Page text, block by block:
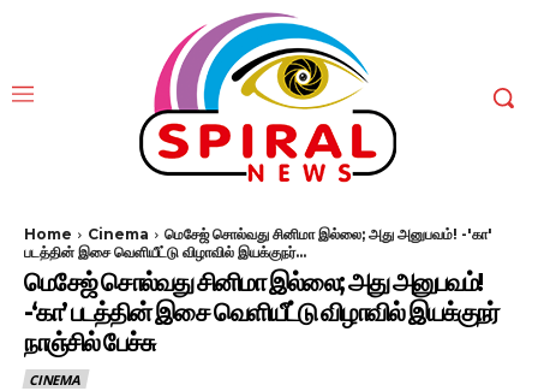
Home Cinema
மெசேஜ் சொல்வது சினிமா இல்லை; அது அனுபவம்! -'கா'
படத்தின் இசை வெளியீட்டு விழாவில் இயக்குநர்...
மெசேஜ் சொல்வது சினிமா இல்லை; அது அனுபவம்!
-‘கா’ படத்தின் இசை வெளியீட்டு விழாவில் இயக்குநர்
நாஞ்சில் பேச்சு
CINEMA